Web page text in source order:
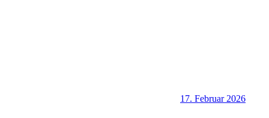
17. Februar 2026